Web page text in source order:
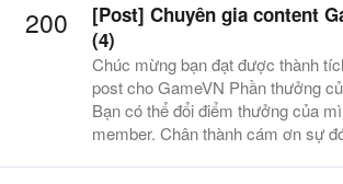
200
[Post] Chuyên gia content
(4)
Chúc mừng bạn đạt được thành
post cho GameVN Phần thưởng
Bạn có thể đổi điểm thưởng của
member. Chân thành cám ơn sự